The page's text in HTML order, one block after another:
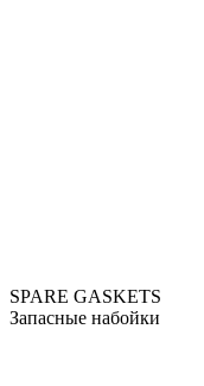
SPARE GASKETS
Запасные набойки